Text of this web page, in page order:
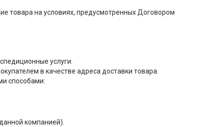
товара на условиях, предусмотренных Договором
услуги.
в качестве адреса доставки товара.
способами:
компанией).